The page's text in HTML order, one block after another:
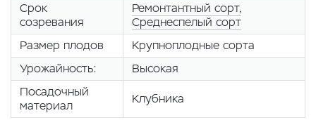
Срок
созревания
Ремонтантный сорт,
Среднеспелый сорт
Размер плодов
Крупноплодные сорта
Урожайность:
Высокая
Посадочный
материал
Клубника